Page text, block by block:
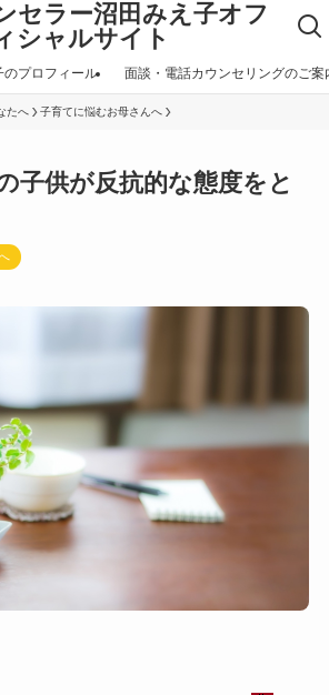
セラー沼田みえ子オフ
シャルサイト
のプロフィール 面談・電話カウンセリングのご案
たへ 子育てに悩むお母さんへ
子供が反抗的な態度をと